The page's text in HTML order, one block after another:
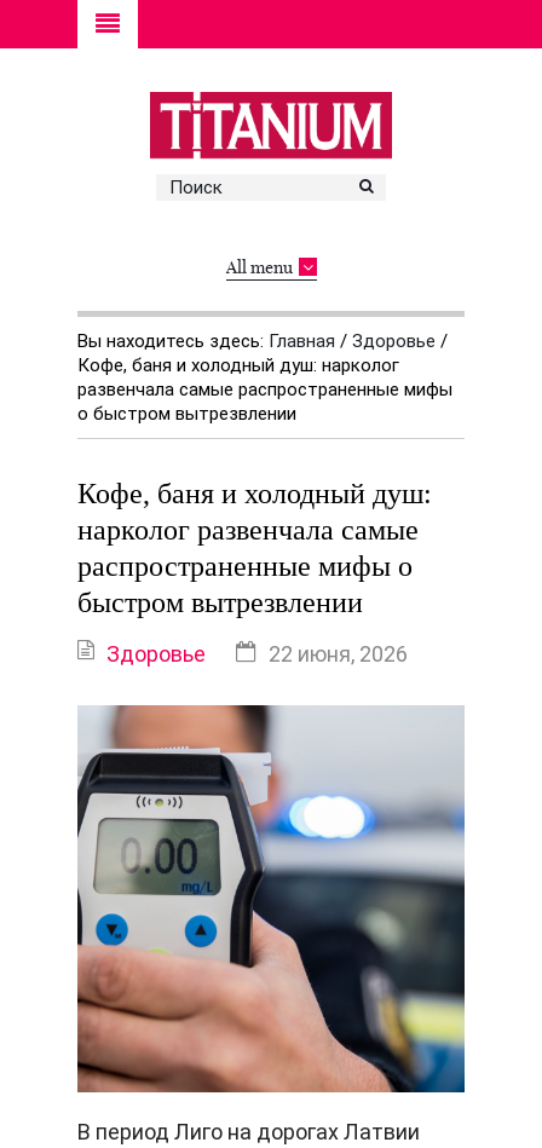
All menu
Вы находитесь здесь: Главная / Здоровье /
Кофе, баня и холодный душ: нарколог
развенчала самые распространенные мифы
о быстром вытрезвлении
Кофе, баня и холодный душ:
нарколог развенчала самые
распространенные мифы о
быстром вытрезвлении
Здоровье 22 июня, 2026
В период Лиго на дорогах Латвии